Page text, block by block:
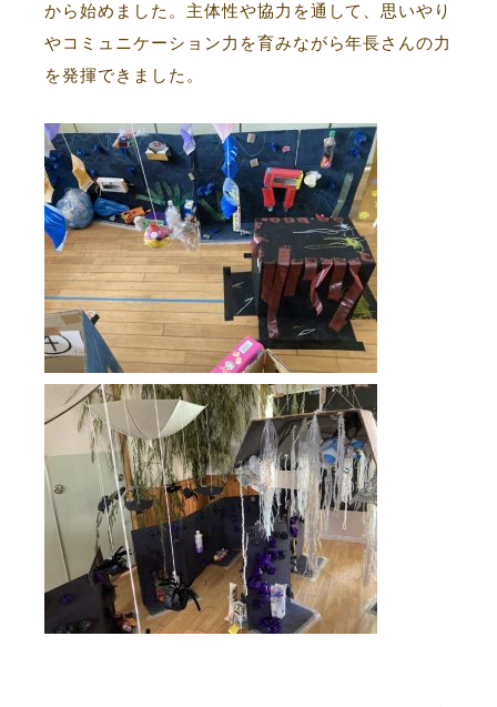
から始めました。主体性や協力を通して、思いやり
やコミュニケーション力を育みながら年長さんの力
を発揮できました。